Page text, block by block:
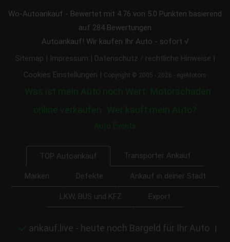
Wo-Autoankauf - Bewertet mit 4.76 von 5.0 Punkten basierend
auf 284Bewertungen
Autoankauf! Wir kaufen Ihr Auto - sofort √
Sitemap Impressum Datenschutz / rechtliche Hinweise
Cookies Einstellungen Copyright © 2005 - 2026 - egeMotors
Was ist mein Auto noch Wert Motorschaden
online verkaufen
Wer kauft mein Auto?
Auto Events
TOP Autoankauf Transporter Ankauf
Marken Defekte Ankauf in deiner Stadt
LKW, BUS und KFZ Export
ankauf.live - heute noch Bargeld für Ihr Auto